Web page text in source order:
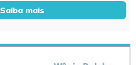
Saiba mais